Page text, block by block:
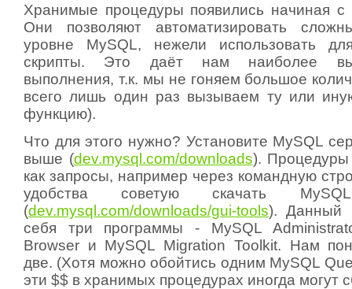
Хранимые процедуры появились начиная с
Они позволяют автоматизировать
уровне MySQL, нежели использовать
скрипты. Это даёт нам наиболее
выполнения, т.к. мы не гоняем большое
всего лишь один раз вызываем ту или
функцию).
Что для этого нужно? Установите MySQL
выше (dev.mysql.com/downloads). Процедуры
как запросы, например через командную
удобства советую скачать
(dev.mysql.com/downloads/gui-tools). Данный
себя три программы - MySQL
Browser и MySQL Migration Toolkit. Нам
две. (Хотя можно обойтись одним MySQL
эти $$ в хранимых процедурах иногда могут